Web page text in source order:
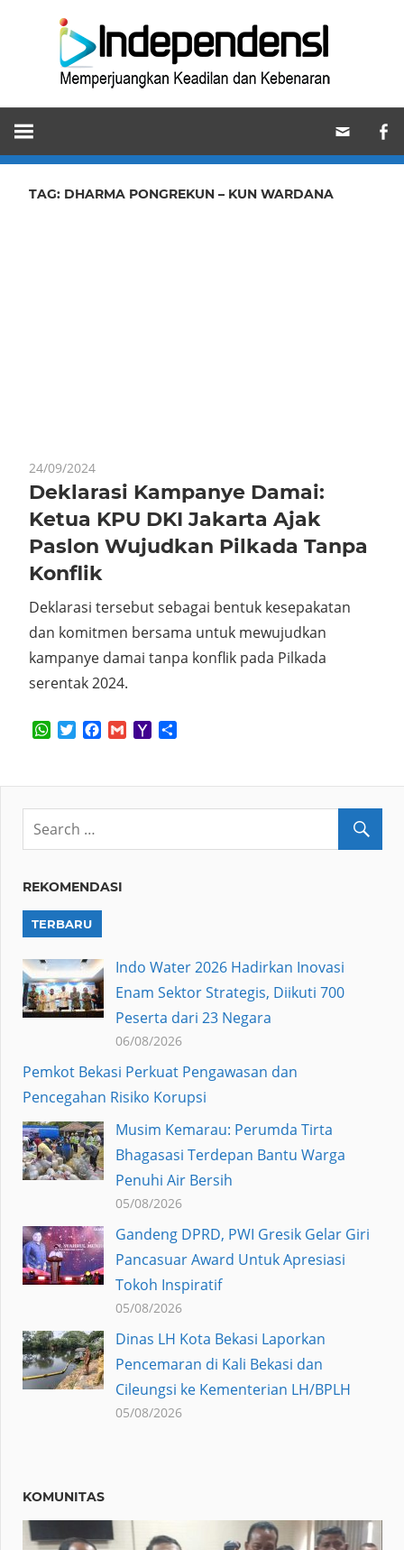
Memperjuangkan
Keadilan
dan
Kebenaran
TAG: DHARMA PONGREKUN – KUN WARDANA
24/09/2024
Deklarasi Kampanye Damai:
Ketua KPU DKI Jakarta Ajak
Paslon Wujudkan Pilkada Tanpa
Konflik
Deklarasi tersebut sebagai bentuk kesepakatan
dan komitmen bersama untuk mewujudkan
kampanye damai tanpa konflik pada Pilkada
serentak 2024.
WhatsApp
TwitterFacebook
GmailYahoo
REKOMENDASI
TERBARU
Indo Water 2026 Hadirkan Inovasi
Enam Sektor Strategis, Diikuti 700
Peserta dari 23 Negara
06/08/2026
Pemkot Bekasi Perkuat Pengawasan dan
Pencegahan Risiko Korupsi
Musim Kemarau: Perumda Tirta
Bhagasasi Terdepan Bantu Warga
Penuhi Air Bersih
05/08/2026
Gandeng DPRD, PWI Gresik Gelar Giri
Pancasuar Award Untuk Apresiasi
Tokoh Inspiratif
05/08/2026
Dinas LH Kota Bekasi Laporkan
Pencemaran di Kali Bekasi dan
Cileungsi ke Kementerian LH/BPLH
05/08/2026
KOMUNITAS